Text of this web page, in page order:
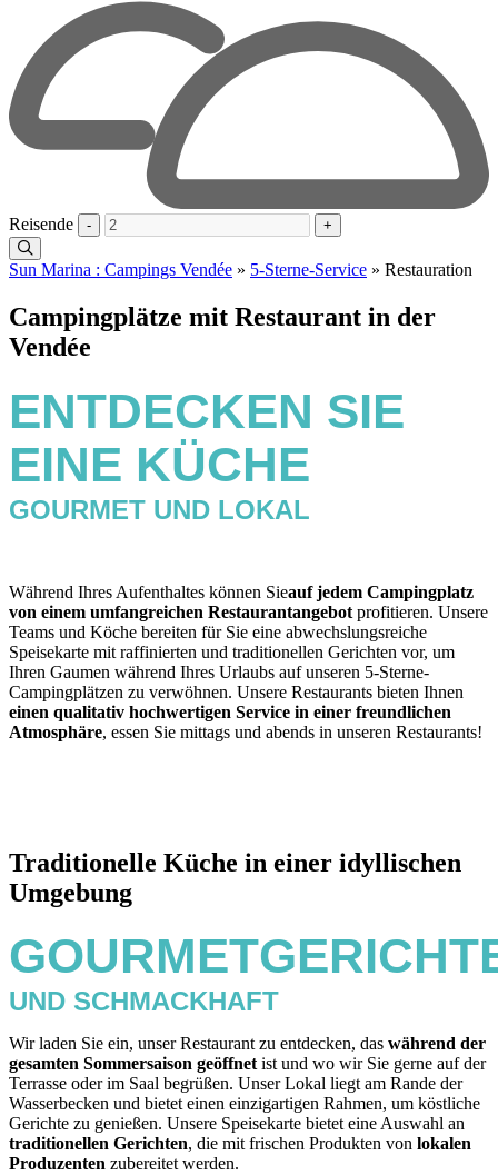
Reisende - +
Sun Marina : Campings Vendée » 5-Sterne-Service » Restauration
Campingplätze mit Restaurant in der
Vendée
ENTDECKEN SIE
EINE KÜCHE
GOURMET UND LOKAL
Während Ihres Aufenthaltes können Sieauf jedem Campingplatz
von einem umfangreichen Restaurantangebot profitieren. Unsere
Teams und Köche bereiten für Sie eine abwechslungsreiche
Speisekarte mit raffinierten und traditionellen Gerichten vor, um
Ihren Gaumen während Ihres Urlaubs auf unseren 5-Sterne-
Campingplätzen zu verwöhnen. Unsere Restaurants bieten Ihnen
einen qualitativ hochwertigen Service in einer freundlichen
Atmosphäre, essen Sie mittags und abends in unseren Restaurants!
Traditionelle Küche in einer idyllischen
Umgebung
UND SCHMACKHAFT
Wir laden Sie ein, unser Restaurant zu entdecken, das während der
gesamten Sommersaison geöffnet ist und wo wir Sie gerne auf der
Terrasse oder im Saal begrüßen. Unser Lokal liegt am Rande der
Wasserbecken und bietet einen einzigartigen Rahmen, um köstliche
Gerichte zu genießen. Unsere Speisekarte bietet eine Auswahl an
traditionellen Gerichten, die mit frischen Produkten von lokalen
Produzenten zubereitet werden.